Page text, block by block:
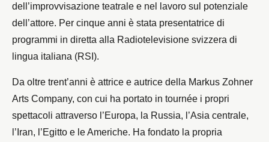
dell’improvvisazione teatrale e nel lavoro sul potenziale
dell’attore. Per cinque anni è stata presentatrice di
programmi in diretta alla Radiotelevisione svizzera di
lingua italiana (RSI).
Da oltre trent’anni è attrice e autrice della Markus Zohner
Arts Company, con cui ha portato in tournée i propri
spettacoli attraverso l’Europa, la Russia, l’Asia centrale,
l’Iran, l’Egitto e le Americhe. Ha fondato la propria